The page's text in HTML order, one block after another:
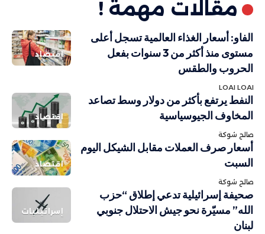
مقالات مهمة !
اقتصاد
الفاو: أسعار الغذاء العالمية تسجل أعلى
مستوى منذ أكثر من 3 سنوات بفعل
الحروب والطقس
LOAI LOAI
اقتصاد
النفط يرتفع بأكثر من دولار وسط تصاعد
المخاوف الجيوسياسية
صالح شوكة
اقتصاد
أسعار صرف العملات مقابل الشيكل اليوم
السبت
صالح شوكة
إسرائيليات
صحيفة إسرائيلية تدعي إطلاق “حزب
الله” مسيّرة نحو جيش الاحتلال جنوبي
لبنان